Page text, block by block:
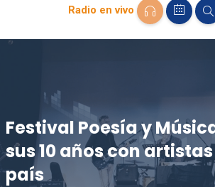
Radio en vivo
Festival Poesía y
sus 10 años con
país